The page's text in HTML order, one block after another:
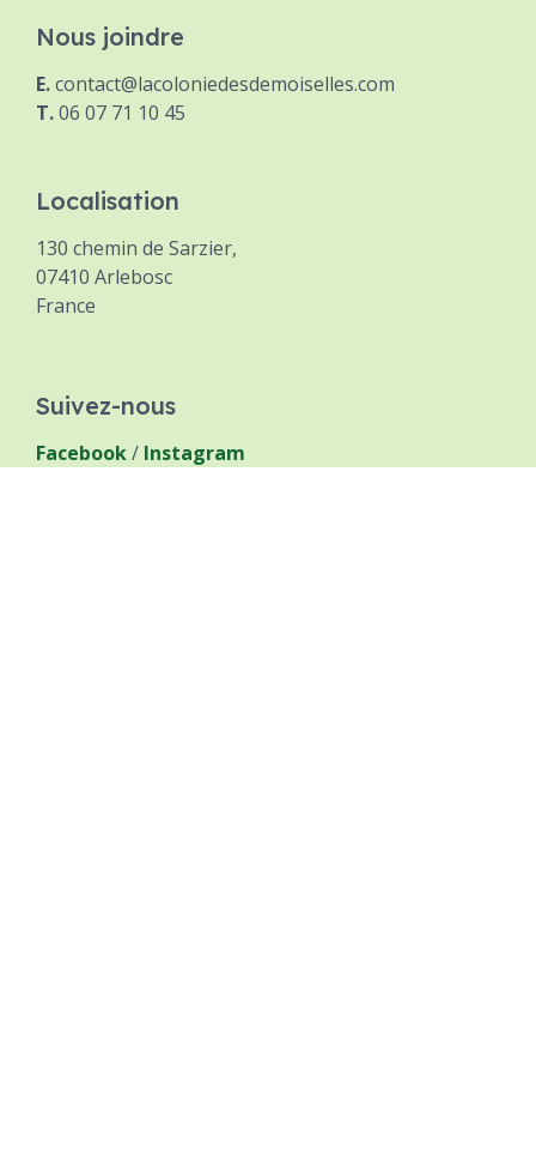
Nous joindre
E.contact@lacoloniedesdemoiselles.com
T.06 07 71 10 45
Localisation
130 chemin de Sarzier,
07410 Arlebosc
France
Suivez-nous
Facebook/ Instagram